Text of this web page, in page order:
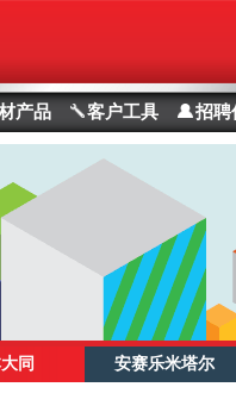
产品 客户工具 招聘
同 安赛乐米塔尔